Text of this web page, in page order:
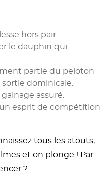
hors pair.
le dauphin qui
partie du peloton
dominicale.
assuré.
esprit de compétition
tous les atouts,
et on plonge ! Par
?